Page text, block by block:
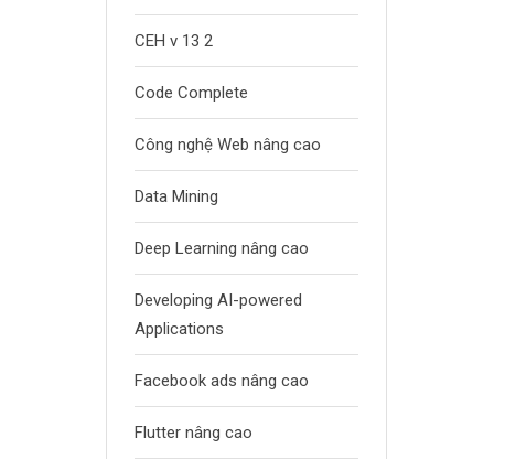
CEH v 13 2
Code Complete
Công nghệ Web nâng cao
Data Mining
Deep Learning nâng cao
Developing AI-powered
Applications
Facebook ads nâng cao
Flutter nâng cao